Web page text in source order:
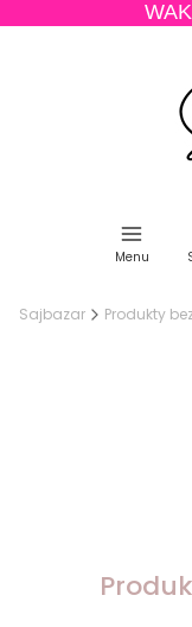
Menu
Sajbazar Produkty